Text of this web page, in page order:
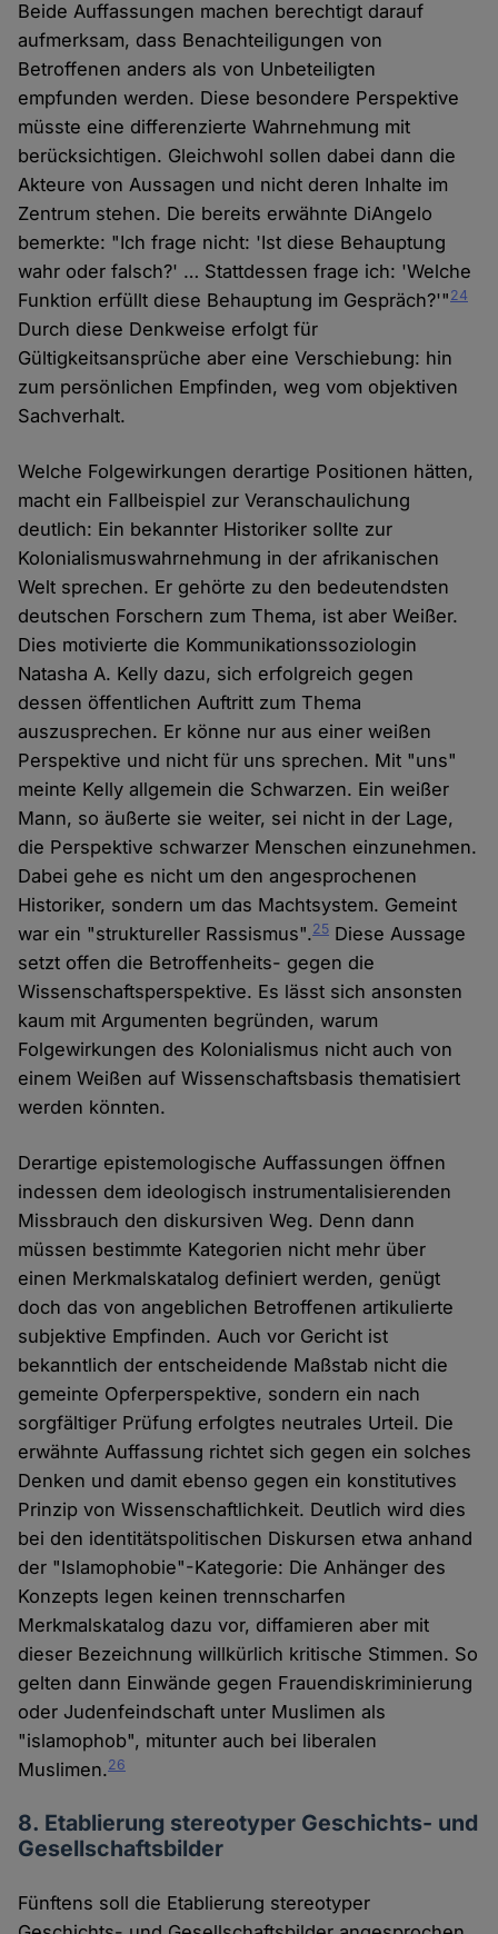
Beide Auffassungen machen berechtigt darauf
aufmerksam, dass Benachteiligungen von
Betroffenen anders als von Unbeteiligten
empfunden werden. Diese besondere Perspektive
müsste eine differenzierte Wahrnehmung mit
berücksichtigen. Gleichwohl sollen dabei dann die
Akteure von Aussagen und nicht deren Inhalte im
Zentrum stehen. Die bereits erwähnte DiAngelo
bemerkte: "Ich frage nicht: 'Ist diese Behauptung
wahr oder falsch?' … Stattdessen frage ich: 'Welche
Funktion erfüllt diese Behauptung im Gespräch?'"24
Durch diese Denkweise erfolgt für
Gültigkeitsansprüche aber eine Verschiebung: hin
zum persönlichen Empfinden, weg vom objektiven
Sachverhalt.
Welche Folgewirkungen derartige Positionen hätten,
macht ein Fallbeispiel zur Veranschaulichung
deutlich: Ein bekannter Historiker sollte zur
Kolonialismuswahrnehmung in der afrikanischen
Welt sprechen. Er gehörte zu den bedeutendsten
deutschen Forschern zum Thema, ist aber Weißer.
Dies motivierte die Kommunikationssoziologin
Natasha A. Kelly dazu, sich erfolgreich gegen
dessen öffentlichen Auftritt zum Thema
auszusprechen. Er könne nur aus einer weißen
Perspektive und nicht für uns sprechen. Mit "uns"
meinte Kelly allgemein die Schwarzen. Ein weißer
Mann, so äußerte sie weiter, sei nicht in der Lage,
die Perspektive schwarzer Menschen einzunehmen.
Dabei gehe es nicht um den angesprochenen
Historiker, sondern um das Machtsystem. Gemeint
war ein "struktureller Rassismus".25 Diese Aussage
setzt offen die Betroffenheits- gegen die
Wissenschaftsperspektive. Es lässt sich ansonsten
kaum mit Argumenten begründen, warum
Folgewirkungen des Kolonialismus nicht auch von
einem Weißen auf Wissenschaftsbasis thematisiert
werden könnten.
Derartige epistemologische Auffassungen öffnen
indessen dem ideologisch instrumentalisierenden
Missbrauch den diskursiven Weg. Denn dann
müssen bestimmte Kategorien nicht mehr über
einen Merkmalskatalog definiert werden, genügt
doch das von angeblichen Betroffenen artikulierte
subjektive Empfinden. Auch vor Gericht ist
bekanntlich der entscheidende Maßstab nicht die
gemeinte Opferperspektive, sondern ein nach
sorgfältiger Prüfung erfolgtes neutrales Urteil. Die
erwähnte Auffassung richtet sich gegen ein solches
Denken und damit ebenso gegen ein konstitutives
Prinzip von Wissenschaftlichkeit. Deutlich wird dies
bei den identitätspolitischen Diskursen etwa anhand
der "Islamophobie"-Kategorie: Die Anhänger des
Konzepts legen keinen trennscharfen
Merkmalskatalog dazu vor, diffamieren aber mit
dieser Bezeichnung willkürlich kritische Stimmen. So
gelten dann Einwände gegen Frauendiskriminierung
oder Judenfeindschaft unter Muslimen als
"islamophob", mitunter auch bei liberalen
Muslimen.26
8. Etablierung stereotyper Geschichts- und
Gesellschaftsbilder
Fünftens soll die Etablierung stereotyper